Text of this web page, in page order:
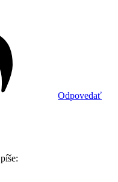
Odpovedať
píše: